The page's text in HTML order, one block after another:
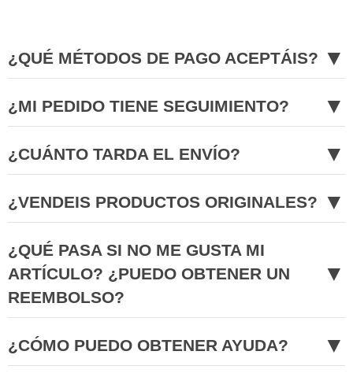
¿QUÉ MÉTODOS DE PAGO ACEPTÁIS? ▼
¿MI PEDIDO TIENE SEGUIMIENTO? ▼
¿CUÁNTO TARDA EL ENVÍO? ▼
¿VENDEIS PRODUCTOS ORIGINALES? ▼
¿QUÉ PASA SI NO ME GUSTA MI
ARTÍCULO? ¿PUEDO OBTENER UN
REEMBOLSO?
▼
¿CÓMO PUEDO OBTENER AYUDA? ▼